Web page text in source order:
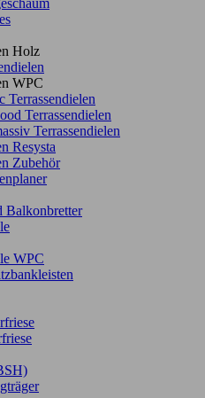
Holz
WPC
Terrassendielen
Terrassendielen
Terrassendielen
Resysta
Zubehör
Balkonbretter
WPC